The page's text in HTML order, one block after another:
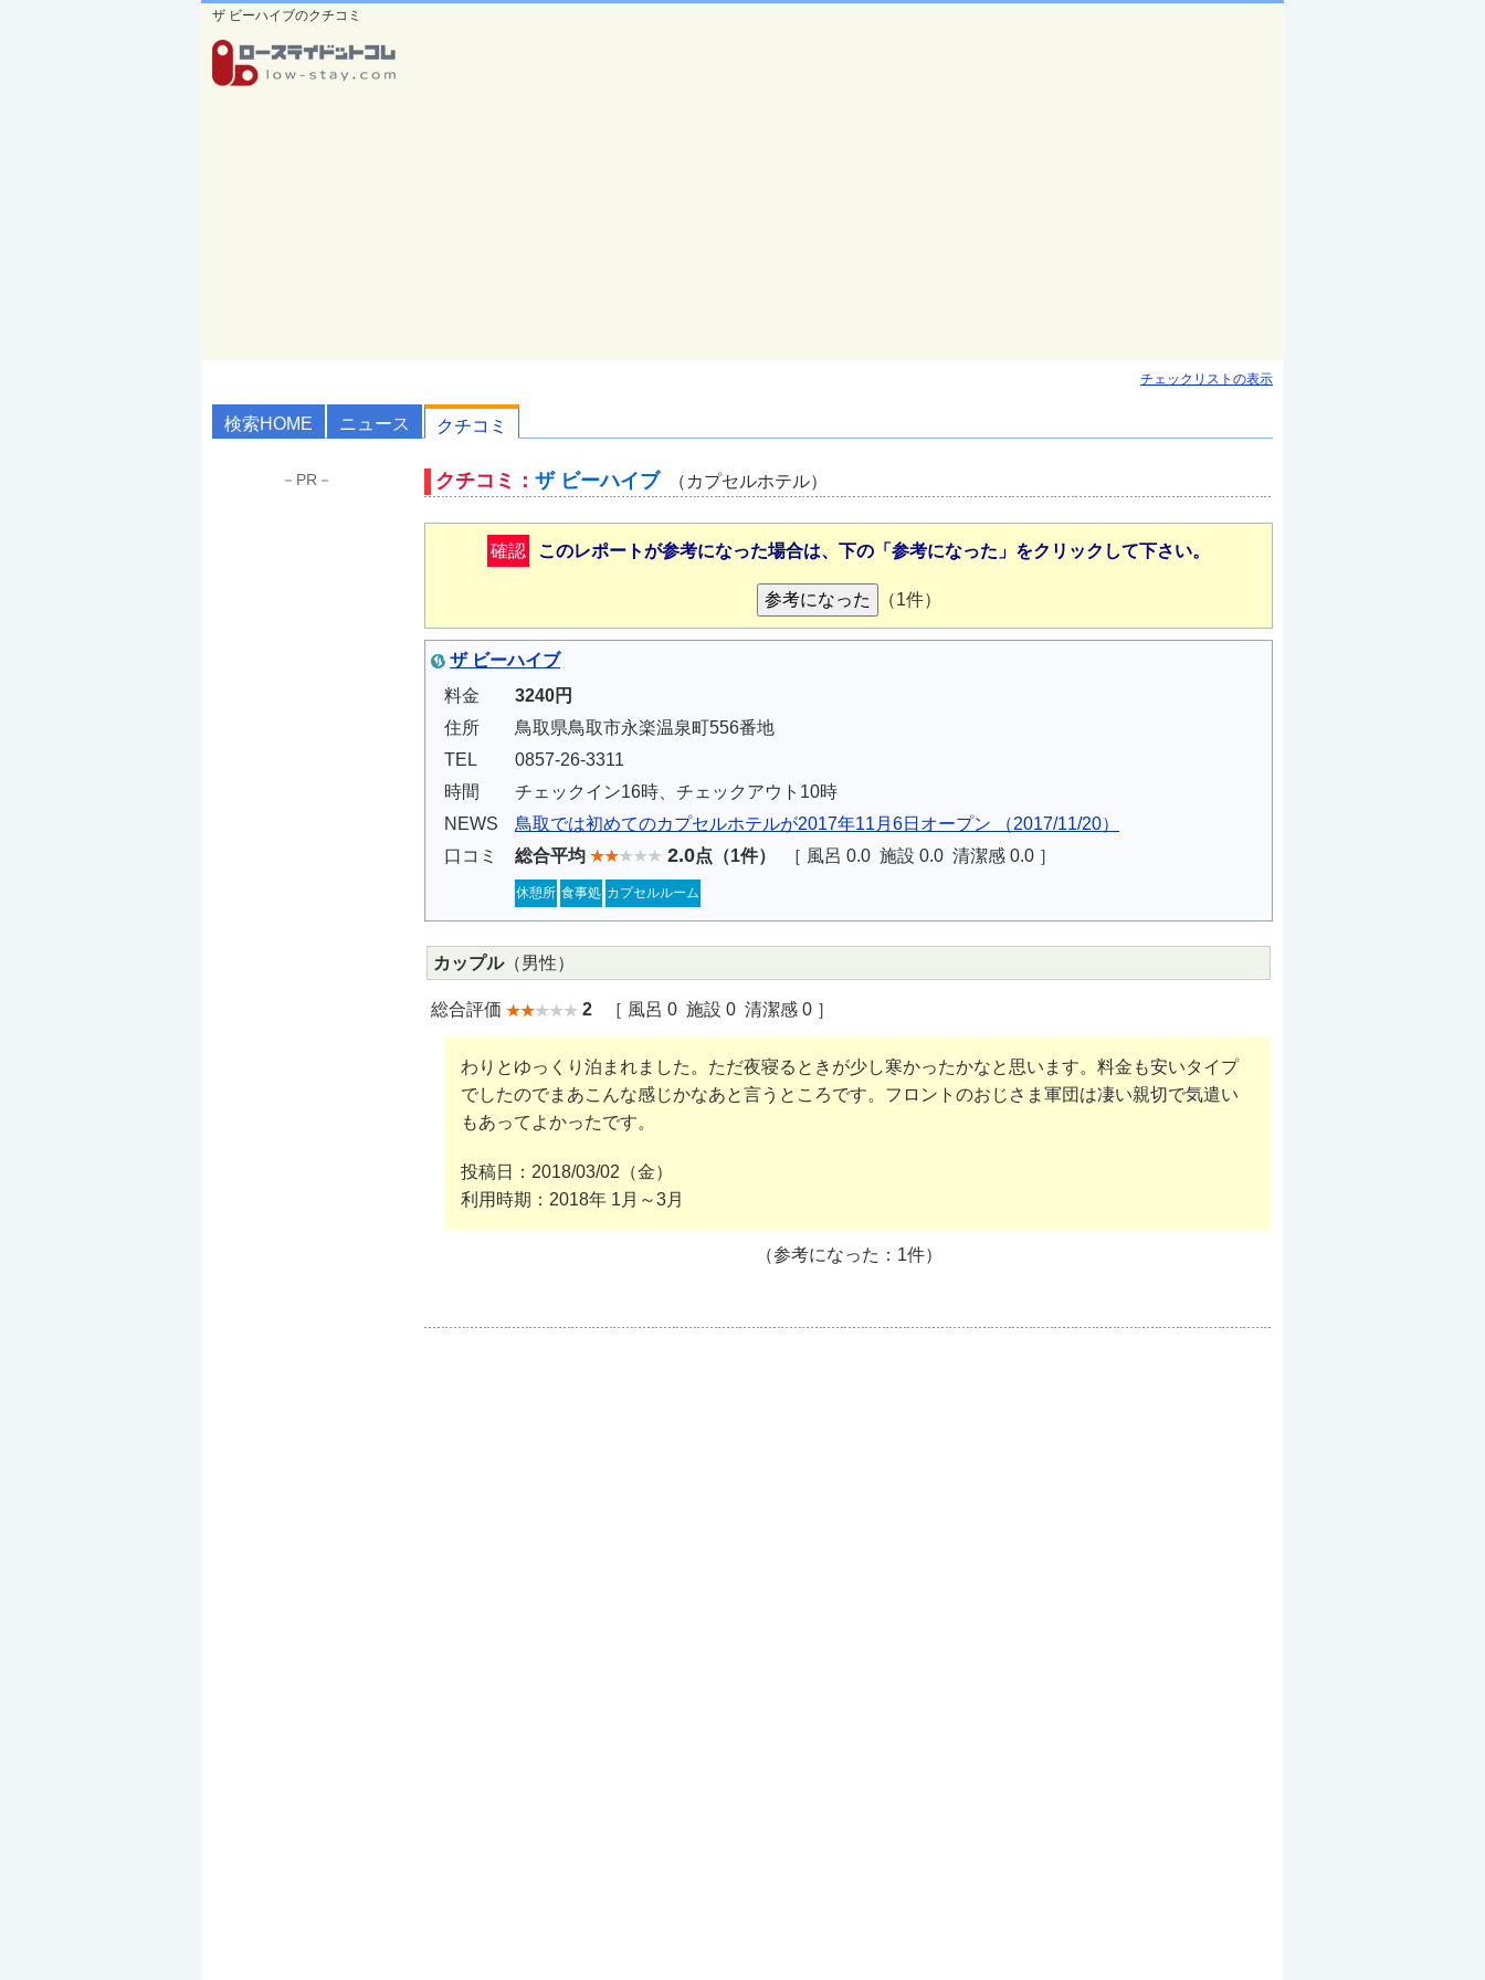
ザ ビーハイブのクチコミ
チェックリストの表示
検索HOME ニュース クチコミ
－PR－ クチコミ： ザ ビーハイブ （カプセルホテル）
確認 このレポートが参考になった場合は、下の「参考になった」をクリックして下さい。
（1件）
ザ ビーハイブ
料金
3240円
住所
鳥取県鳥取市永楽温泉町556番地
TEL
0857-26-3311
時間
チェックイン16時、チェックアウト10時
NEWS
鳥取では初めてのカプセルホテルが2017年11月6日オープン （2017/11/20）
口コミ
総合平均 2.0点（1件） ［ 風呂 0.0 施設 0.0 清潔感 0.0 ］
休憩所 食事処 カプセルルーム
カップル（男性）
総合評価 2 ［ 風呂 0 施設 0 清潔感 0 ］
わりとゆっくり泊まれました。ただ夜寝るときが少し寒かったかなと思います。料金も安いタイプ
でしたのでまあこんな感じかなあと言うところです。フロントのおじさま軍団は凄い親切で気遣い
もあってよかったです。
投稿日： 2018/03/02（金）
利用時期： 2018年 1月～3月
（参考になった：1件）